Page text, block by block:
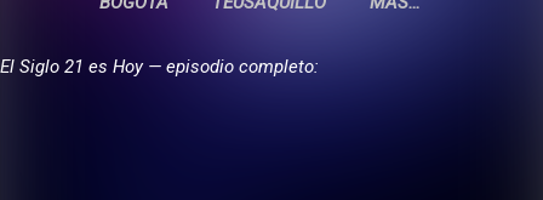
El Siglo 21 es Hoy — episodio completo: